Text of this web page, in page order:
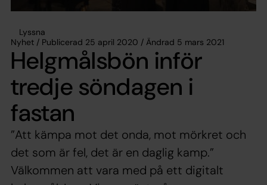
Lyssna
Nyhet / Publicerad 25 april 2020 / Ändrad 5 mars 2021
Helgmålsbön inför
tredje söndagen i
fastan
”Att kämpa mot det onda, mot mörkret och
det som är fel, det är en daglig kamp.”
Välkommen att vara med på ett digitalt